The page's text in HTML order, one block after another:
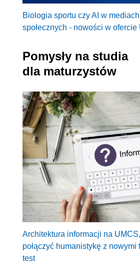
Biologia sportu czy AI w
społecznych - nowości w ofercie
Pomysły na studia
dla maturzystów
Architektura informacji na
połączyć humanistykę z
test